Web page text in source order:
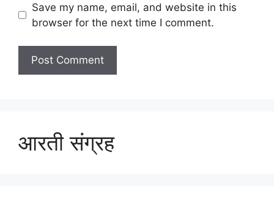
Save my name, email, and website in this
browser for the next time I comment.
आरती संग्रह